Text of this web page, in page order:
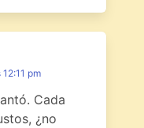
pm
Cada
¿no